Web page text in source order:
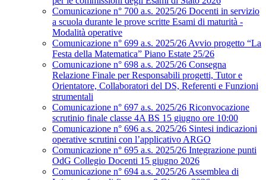
Comunicazione n° 700 a.s. 2025/26 Docenti in servizio
a scuola durante le prove scritte Esami di maturità -
Modalità operative
Comunicazione n° 699 a.s. 2025/26 Avvio progetto “La
Festa della Matematica” Piano Estate 25/26
Comunicazione n° 698 a.s. 2025/26 Consegna
Relazione Finale per Responsabili progetti, Tutor e
Orientatore, Collaboratori del DS, Referenti e Funzioni
strumentali
Comunicazione n° 697 a.s. 2025/26 Riconvocazione
scrutinio finale classe 4A BS 15 giugno ore 10:00
Comunicazione n° 696 a.s. 2025/26 Sintesi indicazioni
operative scrutini con l’applicativo ARGO
Comunicazione n° 695 a.s. 2025/26 Integrazione punti
OdG Collegio Docenti 15 giugno 2026
Comunicazione n° 694 a.s. 2025/26 Assemblea di